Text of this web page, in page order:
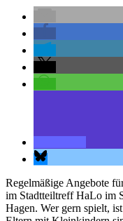
Regelmäßige Angebote
im Stadtteiltreff HaLo im
Hagen. Wer gern spielt,